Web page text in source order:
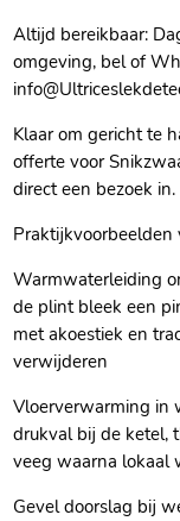
Altijd bereikbaar:
omgeving, bel of
Klaar om gericht te
offerte voor
direct een bezoek in.​
Praktijkvoorbeelden
Warmwaterleiding
de plint bleek een
met akoestiek en
verwijderen
Vloerverwarming in
drukval bij de ketel,
veeg waarna lokaal
Gevel doorslag bij